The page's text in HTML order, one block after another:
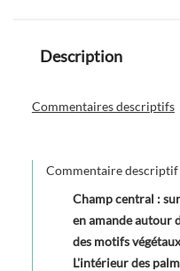
Description
Commentaires descriptifs
Commentaire descriptif
Champ central :
en amande autour
des motifs
L'intérieur des